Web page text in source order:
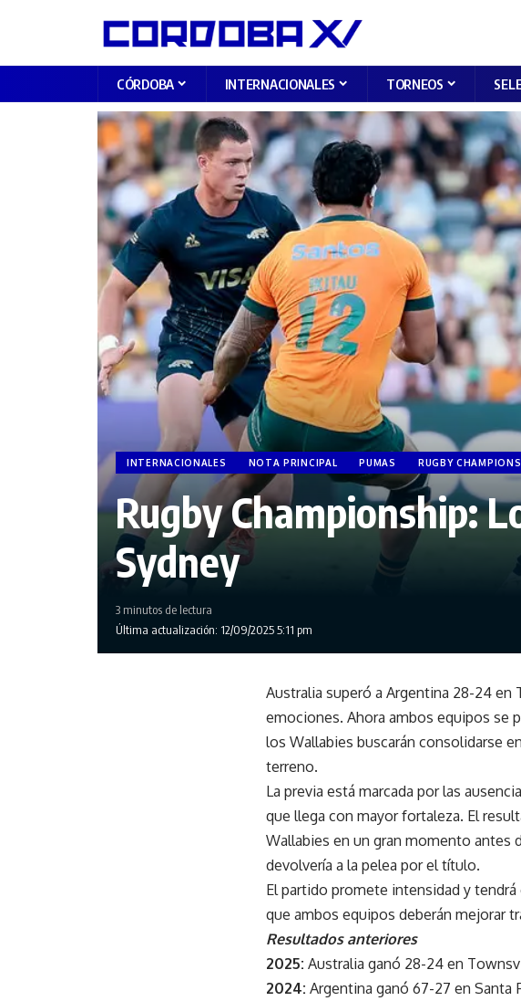
CÓRDOBA INTERNACIONALES TORNEOS
INTERNACIONALES NOTA PRINCIPAL PUMAS RUGBY
Rugby Championship:
Sydney
Última actualización: 12/09/2025 5:11 pm
3 minutos de lectura
Australia superó a Argentina 28-24 en
emociones. Ahora ambos equipos se
los Wallabies buscarán consolidarse
terreno.
La previa está marcada por las
que llega con mayor fortaleza. El
Wallabies en un gran momento antes
devolvería a la pelea por el título.
El partido promete intensidad y
que ambos equipos deberán mejorar
Resultados anteriores
2025: Australia ganó 28-24 en
2024: Argentina ganó 67-27 en Santa